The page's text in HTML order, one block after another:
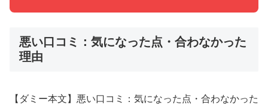
悪い口コミ：気になった点・合わなかった
理由
【ダミー本文】悪い口コミ：気になった点・合わなかった